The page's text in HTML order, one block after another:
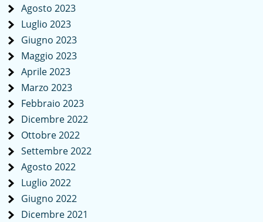
Agosto 2023
Luglio 2023
Giugno 2023
Maggio 2023
Aprile 2023
Marzo 2023
Febbraio 2023
Dicembre 2022
Ottobre 2022
Settembre 2022
Agosto 2022
Luglio 2022
Giugno 2022
Dicembre 2021